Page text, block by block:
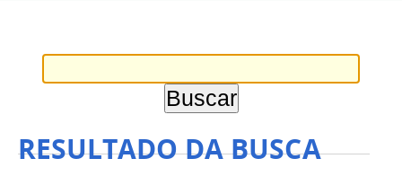
RESULTADO DA BUSCA